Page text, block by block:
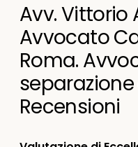
Avv. Vittorio
Avvocato
Roma.
Recensioni